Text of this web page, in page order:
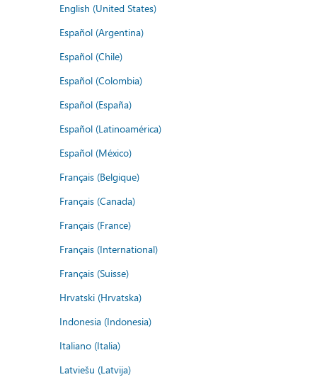
English (United States)
Español (Argentina)
Español (Chile)
Español (Colombia)
Español (España)
Español (Latinoamérica)
Español (México)
Français (Belgique)
Français (Canada)
Français (France)
Français (International)
Français (Suisse)
Hrvatski (Hrvatska)
Indonesia (Indonesia)
Italiano (Italia)
Latviešu (Latvija)